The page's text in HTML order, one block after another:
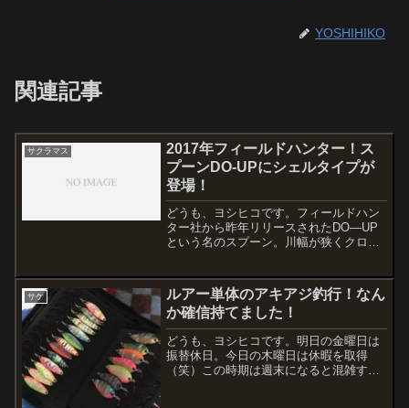
YOSHIHIKO
関連記事
サクラマス
2017年フィールドハンター！ス
プーンDO-UPにシェルタイプが
登場！
どうも、ヨシヒコです。フィールドハン
ター社から昨年リリースされたDO—UP
という名のスプーン。川幅が狭くクロス
う。ワンシーズンあらゆる場所・シチュ
エーションの中で繰り返...
サケ
ルアー単体のアキアジ釣行！なん
か確信持てました！
どうも、ヨシヒコです。明日の金曜日は
振替休日。今日の木曜日は休暇を取得
（笑）この時期は週末になると混雑する